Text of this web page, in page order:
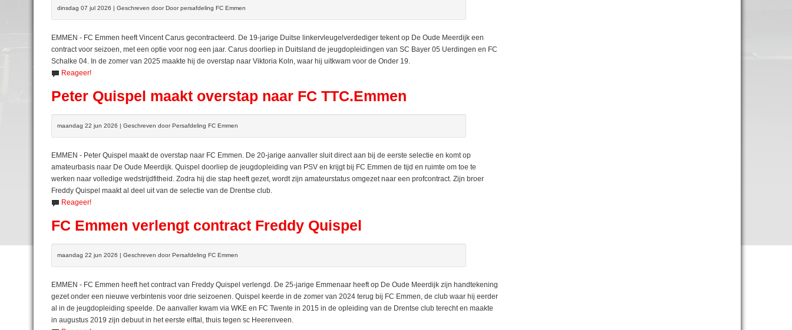
dinsdag 07 jul 2026 | Geschreven door Door persafdeling FC Emmen
EMMEN - FC Emmen heeft Vincent Carus gecontracteerd. De 19-jarige Duitse linkervleugelverdediger tekent op De Oude Meerdijk een
contract voor seizoen, met een optie voor nog een jaar. Carus doorliep in Duitsland de jeugdopleidingen van SC Bayer 05 Uerdingen en FC
Schalke 04. In de zomer van 2025 maakte hij de overstap naar Viktoria Koln, waar hij uitkwam voor de Onder 19.
Reageer!
Peter Quispel maakt overstap naar FC TTC.Emmen
maandag 22 jun 2026 | Geschreven door Persafdeling FC Emmen
EMMEN - Peter Quispel maakt de overstap naar FC Emmen. De 20-jarige aanvaller sluit direct aan bij de eerste selectie en komt op
amateurbasis naar De Oude Meerdijk. Quispel doorliep de jeugdopleiding van PSV en krijgt bij FC Emmen de tijd en ruimte om toe te
werken naar volledige wedstrijdfitheid. Zodra hij die stap heeft gezet, wordt zijn amateurstatus omgezet naar een profcontract. Zijn broer
Freddy Quispel maakt al deel uit van de selectie van de Drentse club.
Reageer!
FC Emmen verlengt contract Freddy Quispel
maandag 22 jun 2026 | Geschreven door Persafdeling FC Emmen
EMMEN - FC Emmen heeft het contract van Freddy Quispel verlengd. De 25-jarige Emmenaar heeft op De Oude Meerdijk zijn handtekening
gezet onder een nieuwe verbintenis voor drie seizoenen. Quispel keerde in de zomer van 2024 terug bij FC Emmen, de club waar hij eerder
al in de jeugdopleiding speelde. De aanvaller kwam via WKE en FC Twente in 2015 in de opleiding van de Drentse club terecht en maakte
in augustus 2019 zijn debuut in het eerste elftal, thuis tegen sc Heerenveen.